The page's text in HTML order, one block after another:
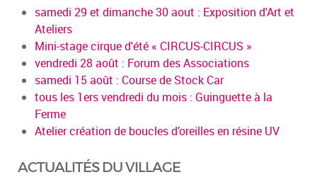
samedi 29 et dimanche 30 aout : Exposition d'Art et
Ateliers
Mini-stage cirque d'été « CIRCUS-CIRCUS »
vendredi 28 août : Forum des Associations
samedi 15 août : Course de Stock Car
tous les 1ers vendredi du mois : Guinguette à la
Ferme
Atelier création de boucles d’oreilles en résine UV
ACTUALITÉS DU VILLAGE